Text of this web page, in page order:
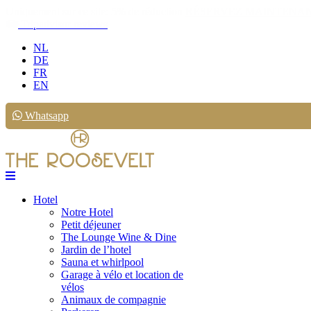
NL
DE
FR
EN
Whatsapp
Hotel
Notre Hotel
Petit déjeuner
The Lounge Wine & Dine
Jardin de l’hotel
Sauna et whirlpool
Garage à vélo et location de
vélos
Animaux de compagnie